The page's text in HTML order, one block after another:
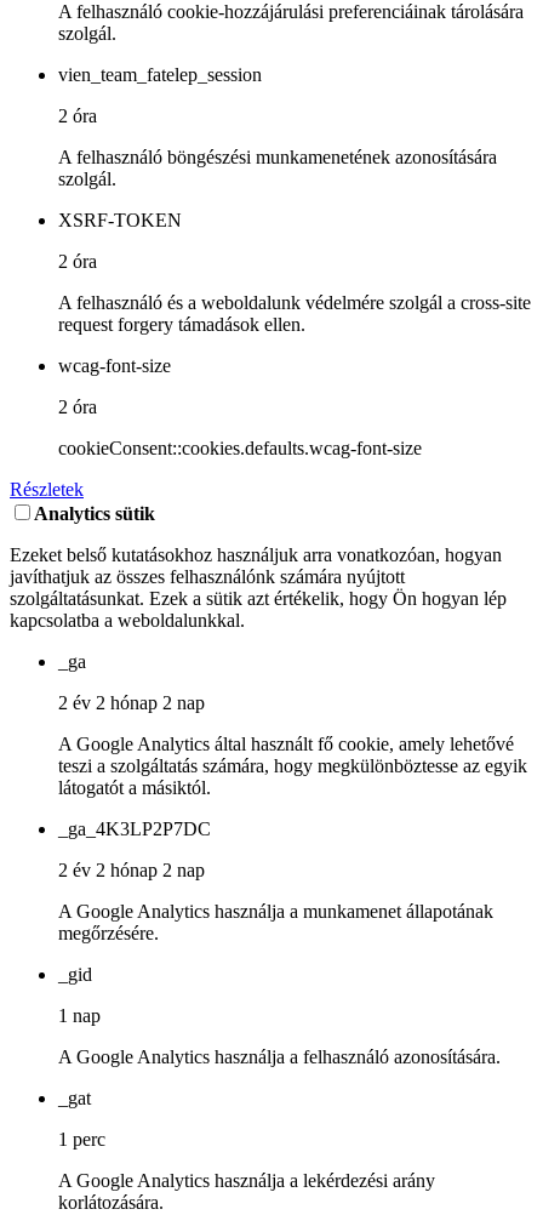
A felhasználó cookie-hozzájárulási preferenciáinak tárolására
szolgál.
vien_team_fatelep_session
2 óra
A felhasználó böngészési munkamenetének azonosítására
szolgál.
XSRF-TOKEN
2 óra
A felhasználó és a weboldalunk védelmére szolgál a cross-site
request forgery támadások ellen.
wcag-font-size
2 óra
cookieConsent::cookies.defaults.wcag-font-size
Részletek
Analytics sütik
Ezeket belső kutatásokhoz használjuk arra vonatkozóan, hogyan
javíthatjuk az összes felhasználónk számára nyújtott
szolgáltatásunkat. Ezek a sütik azt értékelik, hogy Ön hogyan lép
kapcsolatba a weboldalunkkal.
_ga
2 év 2 hónap 2 nap
A Google Analytics által használt fő cookie, amely lehetővé
teszi a szolgáltatás számára, hogy megkülönböztesse az egyik
látogatót a másiktól.
_ga_4K3LP2P7DC
2 év 2 hónap 2 nap
A Google Analytics használja a munkamenet állapotának
megőrzésére.
_gid
1 nap
A Google Analytics használja a felhasználó azonosítására.
_gat
1 perc
A Google Analytics használja a lekérdezési arány
korlátozására.